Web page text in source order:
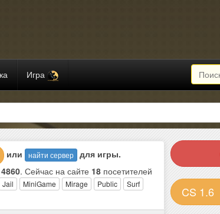
Игра
или найти сервер для игры.
4860. Сейчас на сайте 18посетителей
Jail MiniGame Mirage Public
Surf
CS 1.6